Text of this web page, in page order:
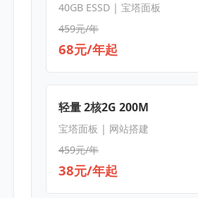
40GB ESSD | 宝塔面板
459元/年
68元/年起
轻量 2核2G 200M
宝塔面板 | 网站搭建
459元/年
38元/年起